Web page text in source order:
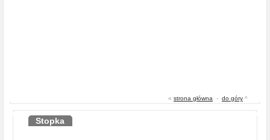
« strona główna - do góry ^
Stopka